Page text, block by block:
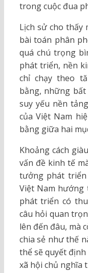
trong cuộc đua
Lịch sử cho thấy
bài toán phân
quá chú trọng
phát triển, nền
chỉ chạy theo
bằng, những
suy yếu nền
của Việt Nam
bằng giữa hai
Khoảng cách
vấn đề kinh tế
tưởng phát
Việt Nam
phát triển có
câu hỏi quan
lên đến đâu, mà
chia sẻ như thế
thể sẽ quyết
xã hội chủ nghĩa